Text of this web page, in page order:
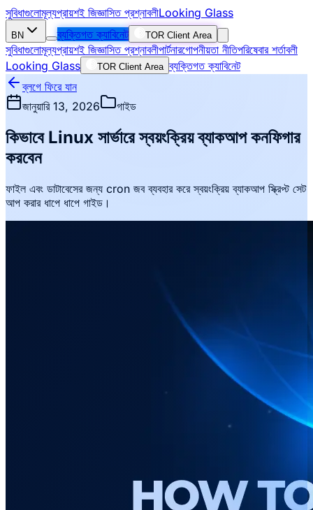
সুবিধাগুলোমূল্যপ্রায়শই জিজ্ঞাসিত প্রশ্নাবলীLooking Glass
BN ব্যক্তিগত ক্যাবিনেট TOR Client Area
সুবিধাগুলোমূল্যপ্রায়শই জিজ্ঞাসিত প্রশ্নাবলীপার্টনারগোপনীয়তা নীতিপরিষেবার শর্তাবলী
Looking Glass
TOR Client Area ব্যক্তিগত ক্যাবিনেট
ব্লগে ফিরে যান
জানুয়ারি 13, 2026
গাইড
কিভাবে Linux সার্ভারে স্বয়ংক্রিয় ব্যাকআপ কনফিগার
করবেন
ফাইল এবং ডাটাবেসের জন্য cron জব ব্যবহার করে স্বয়ংক্রিয় ব্যাকআপ স্ক্রিপ্ট সেট
আপ করার ধাপে ধাপে গাইড।